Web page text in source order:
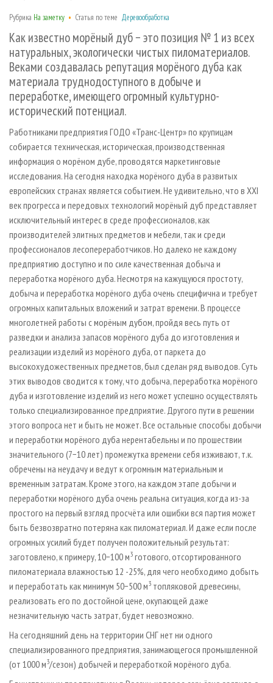
ДЕРЕВЯННОЕ ДОМОСТРОЕНИЕ
ПРОИЗВОДСТВО МЕБЕЛИ
БИОЭНЕРГЕТИКА
ЦБП
ИНСТРУМЕНТ И МАТЕРИАЛЫ
ОФИЦИАЛЬНЫЕ ДЕЛЕГАЦИИ
ПРИОРИТЕТНЫЕ ИНВЕСТПРОЕКТЫ
RUSSIAN FORESTRY REVIEW
ГАЗЕТА ЛЕСПРОМФОРУМ
БИБЛИОТЕКА СПЕЦИАЛИСТА
РЕКЛАМА
РЕКЛАМА НА САЙТЕ
Рубрика На заметку • Статья по теме Деревообработка
Как известно морёный дуб − это позиция № 1 из всех
натуральных, экологически чистых пиломатериалов.
Веками создавалась репутация морёного дуба как
материала труднодоступного в добыче и
переработке, имеющего огромный культурно-
исторический потенциал.
Работниками предприятия ГОДО «Транс-Центр» по крупицам
собирается техническая, историческая, производственная
информация о морёном дубе, проводятся маркетинговые
исследования. На сегодня находка морёного дуба в развитых
европейских странах является событием. Не удивительно, что в XXI
век прогресса и передовых технологий морёный дуб представляет
исключительный интерес в среде профессионалов, как
производителей элитных предметов и мебели, так и среди
профессионалов лесопереработчиков. Но далеко не каждому
предприятию доступно и по силе качественная добыча и
переработка морёного дуба. Несмотря на кажущуюся простоту,
добыча и переработка морёного дуба очень специфична и требует
огромных капитальных вложений и затрат времени. В процессе
многолетней работы с морёным дубом, пройдя весь путь от
разведки и анализа запасов морёного дуба до изготовления и
реализации изделий из морёного дуба, от паркета до
высокохудожественных предметов, был сделан ряд выводов. Суть
этих выводов сводится к тому, что добыча, переработка морёного
дуба и изготовление изделий из него может успешно осуществлять
только специализированное предприятие. Другого пути в решении
этого вопроса нет и быть не может. Все остальные способы добычи
и переработки морёного дуба нерентабельны и по прошествии
значительного (7−10 лет) промежутка времени себя изживают, т. к.
обречены на неудачу и ведут к огромным материальным и
временным затратам. Кроме этого, на каждом этапе добычи и
переработки морёного дуба очень реальна ситуация, когда из-за
простого на первый взгляд просчёта или ошибки вся партия может
быть безвозвратно потеряна как пиломатериал. И даже если после
огромных усилий будет получен положительный результат:
заготовлено, к примеру, 10−100 м3 готового, отсортированного
пиломатериала влажностью 12 -25%, для чего необходимо добыть
и переработать как минимум 50−500 м3 топляковой древесины,
реализовать его по достойной цене, окупающей даже
незначительную часть затрат, будет невозможно.
На сегодняшний день на территории СНГ нет ни одного
специализированного предприятия, занимающегося промышленной
(от 1000 м3/сезон) добычей и переработкой морёного дуба.